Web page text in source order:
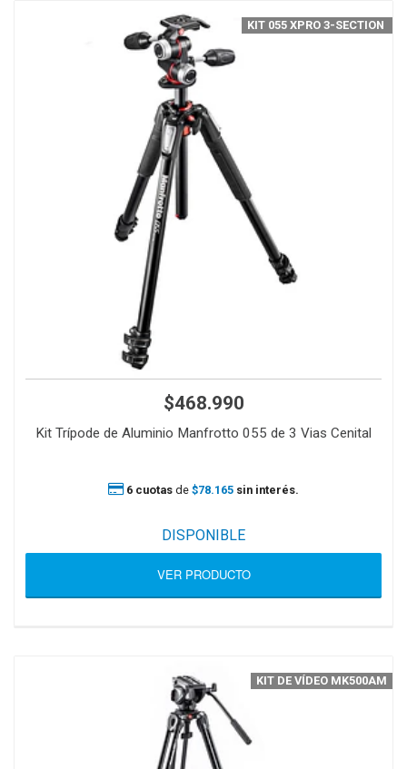
$468.990
Kit Trípode de Aluminio Manfrotto 055 de 3 Vias Cenital
KIT 055 XPRO 3-SECTION
6 cuotas de $78.165 sin interés.
DISPONIBLE
VER PRODUCTO
KIT DE VÍDEO MK500AM